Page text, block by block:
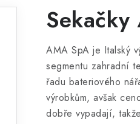
Sekačky
AMA SpA je Italský
segmentu zahradní
řadu bateriového
výrobkům, avšak
dobře vypadají,